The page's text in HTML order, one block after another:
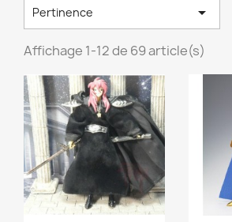
Pertinence 
Affichage 1-12 de 69 article(s)